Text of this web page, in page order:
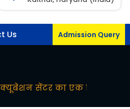
Us Admission Query
सेंटर का एक दिवसीय